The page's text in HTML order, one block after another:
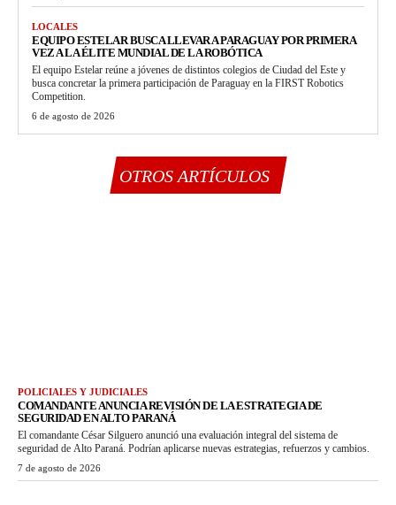
LOCALES
EQUIPO ESTELAR BUSCA LLEVAR A PARAGUAY POR PRIMERA
VEZ A LA ÉLITE MUNDIAL DE LA ROBÓTICA
El equipo Estelar reúne a jóvenes de distintos colegios de Ciudad del Este y
busca concretar la primera participación de Paraguay en la FIRST Robotics
Competition.
6 de agosto de 2026
OTROS ARTÍCULOS
POLICIALES Y JUDICIALES
COMANDANTE ANUNCIA REVISIÓN DE LA ESTRATEGIA DE
SEGURIDAD EN ALTO PARANÁ
El comandante César Silguero anunció una evaluación integral del sistema de
seguridad de Alto Paraná. Podrían aplicarse nuevas estrategias, refuerzos y cambios.
7 de agosto de 2026